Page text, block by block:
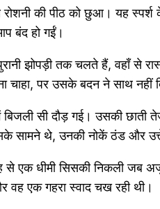
की पीठ को छुआ। यह स्पर्श
बंद हो गईं।
झोपड़ी तक चलते हैं, वहाँ से
चाहा, पर उसके बदन ने साथ
बिजली सी दौड़ गई। उसकी
सामने थे, उनकी नोकें ठंड और
से एक धीमी सिसकी निकली जब
वह एक गहरा स्वाद चख रही थी।